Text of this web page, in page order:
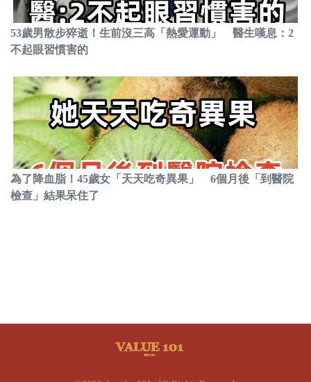
53歲男散步猝逝！生前沒三高「熱愛運動」 醫生嘆息：2
不起眼習慣害的
為了降血脂！45歲女「天天吃奇異果」 6個月後「到醫院
檢查」結果呆住了